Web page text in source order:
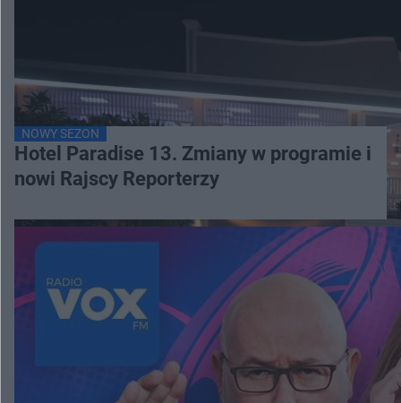
NOWY SEZON
Hotel Paradise 13. Zmiany w programie i
nowi Rajscy Reporterzy